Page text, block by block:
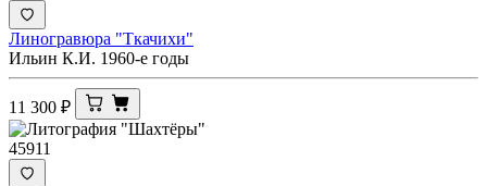
Линогравюра "Ткачихи"
Ильин К.И. 1960-е годы
11 300 ₽
45911